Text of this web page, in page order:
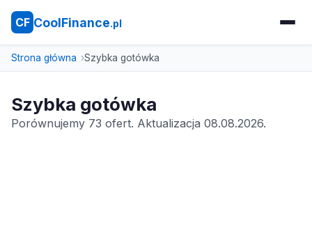
CF CoolFinance.pl
Strona główna Szybka gotówka
Szybka gotówka
Porównujemy 73 ofert. Aktualizacja 08.08.2026.